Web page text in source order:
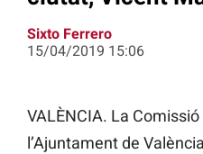
Sixto Ferrero
15/04/2019 15:06
VALÈNCIA. La Comissió
l’Ajuntament de